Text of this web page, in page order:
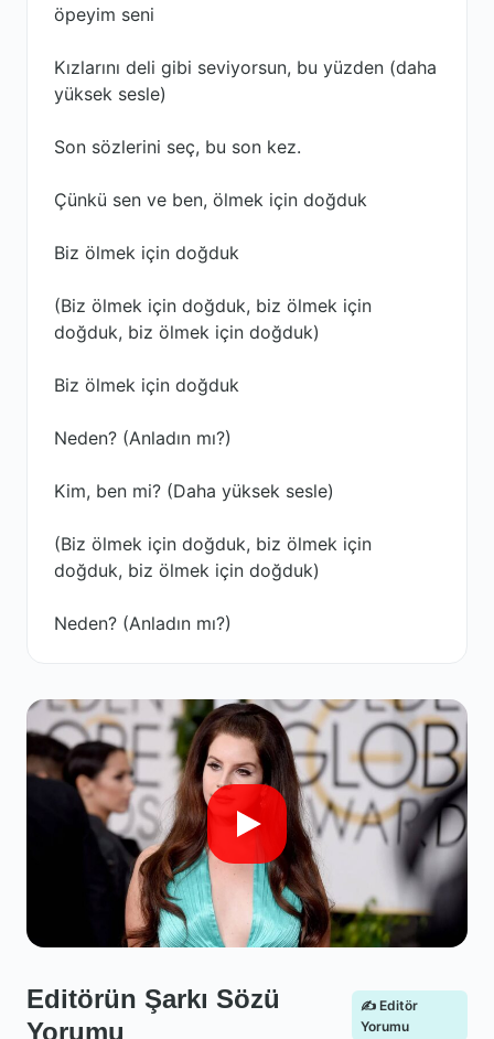
öpeyim seni
Kızlarını deli gibi seviyorsun, bu yüzden (daha
yüksek sesle)
Son sözlerini seç, bu son kez.
Çünkü sen ve ben, ölmek için doğduk
Biz ölmek için doğduk
(Biz ölmek için doğduk, biz ölmek için
doğduk, biz ölmek için doğduk)
Biz ölmek için doğduk
Neden? (Anladın mı?)
Kim, ben mi? (Daha yüksek sesle)
(Biz ölmek için doğduk, biz ölmek için
doğduk, biz ölmek için doğduk)
Neden? (Anladın mı?)
Editörün Şarkı Sözü
Yorumu
✍️ Editör
Yorumu